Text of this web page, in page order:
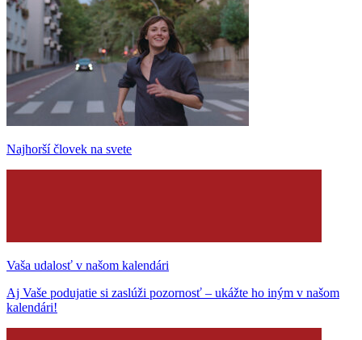
Najhorší človek na svete
Vaša udalosť v našom kalendári
Aj Vaše podujatie si zaslúži pozornosť – ukážte ho iným v našom
kalendári!